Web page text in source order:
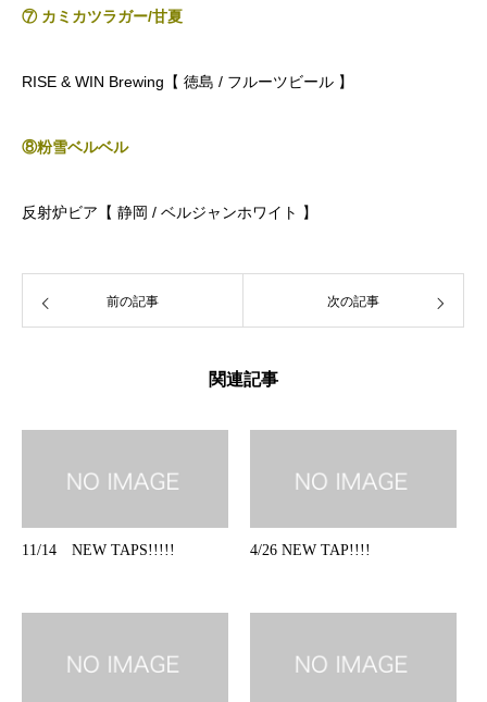
⑦ カミカツラガー/甘夏
RISE & WIN Brewing【 徳島 / フルーツビール 】
⑧粉雪ベルベル
反射炉ビア【 静岡 / ベルジャンホワイト 】
前の記事 次の記事
関連記事
11/14 NEW TAPS!!!!! 4/26 NEW TAP!!!!